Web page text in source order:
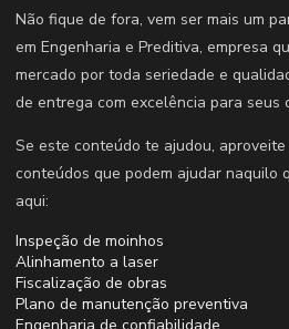
Não fique de fora, vem ser mais um
em Engenharia e Preditiva, empresa
mercado por toda seriedade e
de entrega com excelência para seus
Se este conteúdo te ajudou,
conteúdos que podem ajudar naquilo
aqui:
Inspeção de moinhos
Alinhamento a laser
Fiscalização de obras
Plano de manutenção preventiva